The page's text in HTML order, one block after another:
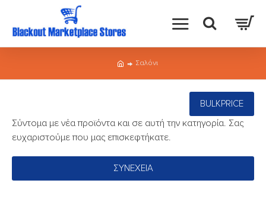
Σαλόνι
BULKPRICE
Σύντομα με νέα προϊόντα και σε αυτή την κατηγορία. Σας
ευχαριστούμε που μας επισκεφτήκατε.
ΣΥΝΈΧΕΙΑ